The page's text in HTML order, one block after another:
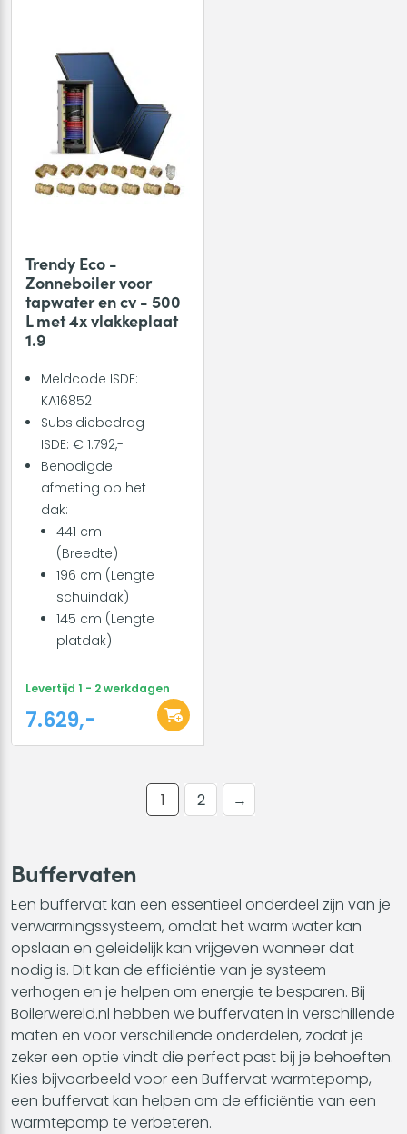
Trendy Eco -
Zonneboiler voor
tapwater en cv - 500
L met 4x vlakkeplaat
1.9
Meldcode ISDE:
KA16852
Subsidiebedrag
ISDE: € 1.792,-
Benodigde
afmeting op het
dak:
441 cm
(Breedte)
196 cm (Lengte
schuindak)
145 cm (Lengte
platdak)
Levertijd 1 - 2 werkdagen
7.629,-
1 2 →
Buffervaten
Een buffervat kan een essentieel onderdeel zijn van je
verwarmingssysteem, omdat het warm water kan
opslaan en geleidelijk kan vrijgeven wanneer dat
nodig is. Dit kan de efficiëntie van je systeem
verhogen en je helpen om energie te besparen. Bij
Boilerwereld.nl hebben we buffervaten in verschillende
maten en voor verschillende onderdelen, zodat je
zeker een optie vindt die perfect past bij je behoeften.
Kies bijvoorbeeld voor een Buffervat warmtepomp,
een buffervat kan helpen om de efficiëntie van een
warmtepomp te verbeteren.